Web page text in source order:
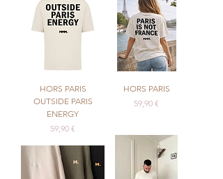
HORS PARIS
OUTSIDE PARIS
ENERGY
Precio
59,90 €
HORS PARIS
Precio
59,90 €